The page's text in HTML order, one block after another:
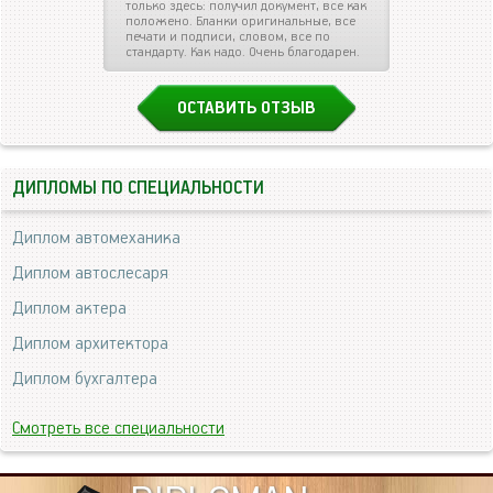
только здесь: получил документ, все как
положено. Бланки оригинальные, все
печати и подписи, словом, все по
стандарту. Как надо. Очень благодарен.
ОСТАВИТЬ ОТЗЫВ
ДИПЛОМЫ ПО СПЕЦИАЛЬНОСТИ
Диплом автомеханика
Диплом автослесаря
Диплом актера
Диплом архитектора
Диплом бухгалтера
Смотреть все специальности